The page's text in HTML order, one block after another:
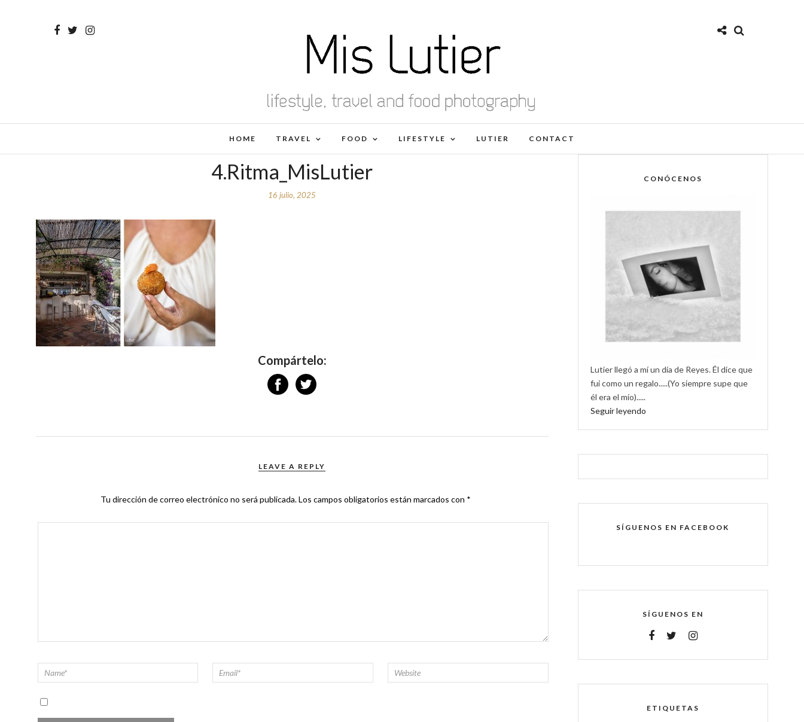
HOME TRAVEL FOOD LIFESTYLE LUTIER CONTACT
4.Ritma_MisLutier
16 julio, 2025
Compártelo:
LEAVE A REPLY
Tu dirección de correo electrónico no será publicada.Los campos obligatorios están marcados con *
CONÓCENOS
Lutier llegó a mí un día de Reyes. Él dice que
fui como un regalo.....(Yo siempre supe que
él era el mío).....
Seguir leyendo
SÍGUENOS EN FACEBOOK
SÍGUENOS EN
ETIQUETAS